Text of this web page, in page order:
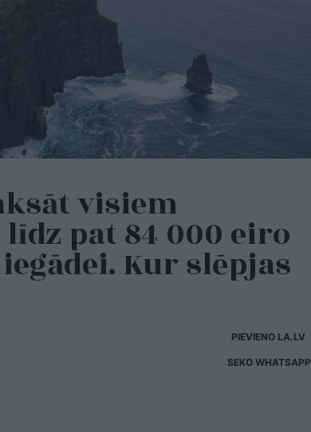
visiem
pat 84 000 eiro
Kur slēpjas
PIEVIENO LA.LV
SEKO WHATSAPP